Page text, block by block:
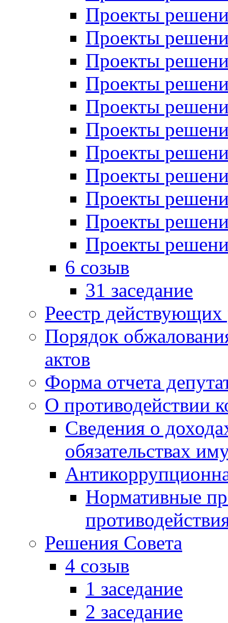
Проекты
Проекты
Проекты
Проекты
Проекты
Проекты
Проекты
Проекты
Проекты
Проекты
Проекты
6 созыв
31 заседание
Реестр
Порядок
актов
Форма отчета
О противодействии
Сведения о
обязательствах
Нормативные
Решения Совета
4 созыв
1 заседание
2 заседание